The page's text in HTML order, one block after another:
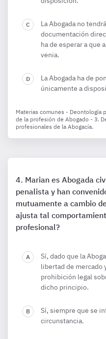
La Abogada no
documentación
ha de esperar a que
venia.
La Abogada ha de
únicamente a
Materias comunes - Deontología
de la profesión de Abogado - 3.
profesionales de la Abogacía.
Marian es Abogada
penalista y han
mutuamente a cambio
ajusta tal
profesional?
Sí, dado que la
libertad de mercado
prohibición legal
dicho principio.
Sí, siempre que se
circunstancia.